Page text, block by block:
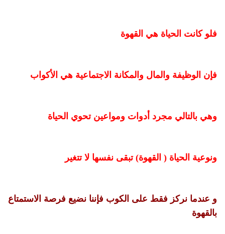
فلو كانت الحياة هي القهوة
فإن الوظيفة والمال والمكانة الاجتماعية هي الأكواب
وهي بالتالي مجرد أدوات ومواعين تحوي الحياة
ونوعية الحياة ( القهوة) تبقى نفسها لا تتغير
و عندما نركز فقط على الكوب فإننا نضيع فرصة الاستمتاع
بالقهوة